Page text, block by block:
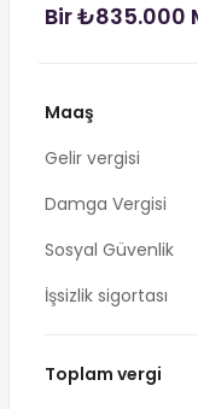
Bir ₺835.000
Maaş
Gelir vergisi
Damga Vergisi
Sosyal Güvenlik
İşsizlik sigortası
Toplam vergi